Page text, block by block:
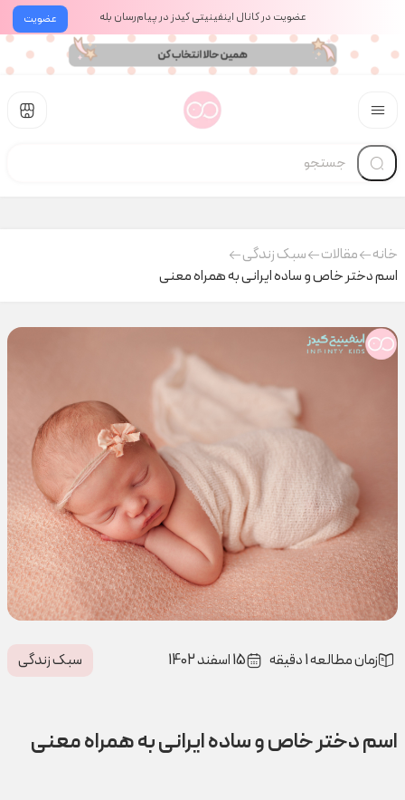
عضویت عضویت در کانال اینفینیتی کیدز در پیام‌رسان بله
خانه مقالات
سبک زندگی
اسم دختر خاص و ساده ایرانی به همراه معنی
زمان مطالعه 1 دقیقه 15 اسفند 1402 سبک زندگی
اسم دختر خاص و ساده ایرانی به همراه معنی